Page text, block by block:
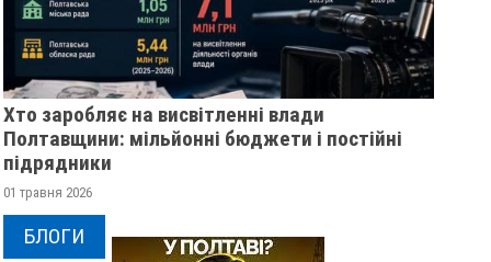
Хто заробляє на висвітленні влади
Полтавщини: мільйонні бюджети і постійні
підрядники
01 травня 2026
БЛОГИ